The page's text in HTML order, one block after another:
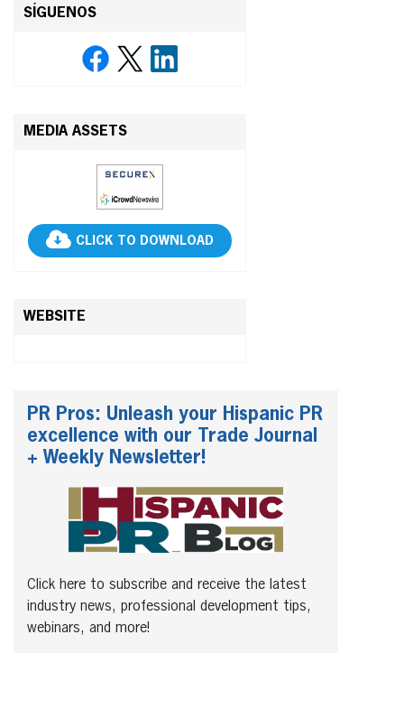
SÍGUENOS
MEDIA ASSETS
CLICK TO DOWNLOAD
WEBSITE
PR Pros: Unleash your Hispanic PR
excellence with our Trade Journal
+ Weekly Newsletter!
Click here to subscribe and receive the latest
industry news, professional development tips,
webinars, and more!